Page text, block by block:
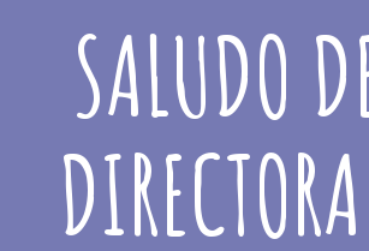
SALUDO